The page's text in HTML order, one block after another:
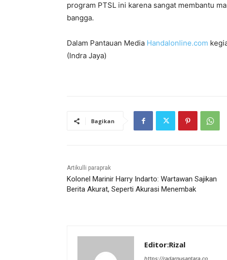
program PTSL ini karena sangat membantu
bangga.
Dalam Pantauan Media Handalonline.com
(Indra Jaya)
Bagikan
Artikulli paraprak
Kolonel Marinir Harry Indarto: Wartawan Sajikan
Berita Akurat, Seperti Akurasi Menembak
Editor:Rizal